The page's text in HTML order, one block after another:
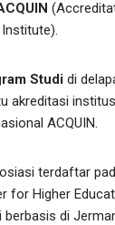
Studi di
akreditasi
ACQUIN.
terdaftar
for Higher
di